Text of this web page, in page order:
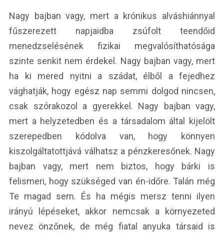
Nagy bajban vagy, mert a krónikus alváshiánnyal
fűszerezett napjaidba zsúfolt teendőid
menedzselésének fizikai megvalósíthatósága
szinte senkit nem érdekel. Nagy bajban vagy, mert
ha ki mered nyitni a szádat, élből a fejedhez
vághatják, hogy egész nap semmi dolgod nincsen,
csak szórakozol a gyerekkel. Nagy bajban vagy,
mert a helyzetedben és a társadalom által kijelölt
szerepedben kódolva van, hogy könnyen
kiszolgáltatottjává válhatsz a pénzkeresőnek. Nagy
bajban vagy, mert nem biztos, hogy bárki is
felismeri, hogy szükséged van én-időre. Talán még
Te magad sem. És ha mégis mersz tenni ilyen
irányú lépéseket, akkor nemcsak a környezeted
nevez önzőnek, de még fiatal anyuka társaid is